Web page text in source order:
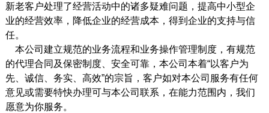
新老客户处理了经营活动中的诸多疑难问题，提高中小型企
业的经营效率，降低企业的经营成本，得到企业的支持与信
任。
本公司建立规范的业务流程和业务操作管理制度，有规范
的代理合同及保密制度、安全可靠，本公司本着“以客户为
先、诚信、务实、高效”的宗旨，客户如对本公司服务有任何
意见或需要特快办理可与本公司联系，在能力范围内，我们
愿意为你服务。